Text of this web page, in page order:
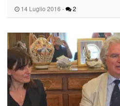
14 Luglio 2016 - 2